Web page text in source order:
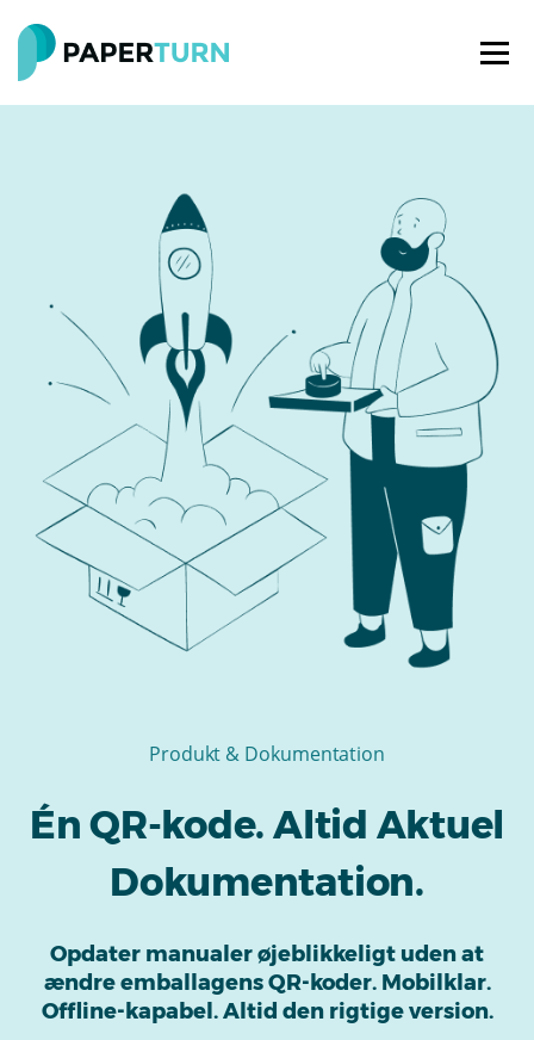
Produkt & Dokumentation
Én QR-kode. Altid Aktuel
Dokumentation.
Opdater manualer øjeblikkeligt uden at
ændre emballagens QR-koder. Mobilklar.
Offline-kapabel. Altid den rigtige version.